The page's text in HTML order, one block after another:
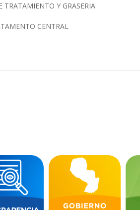
TRATAMIENTO Y GRASERIA
CENTRAL